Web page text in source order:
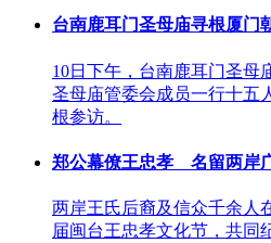
台南鹿耳门圣母庙寻根厦门
10日下午，台南鹿耳门圣母
圣母庙管委会成员一行十五
根参访。
郑公幕僚王忠孝 名留两岸
两岸王氏后裔及信众千余人
届闽台王忠孝文化节，共同